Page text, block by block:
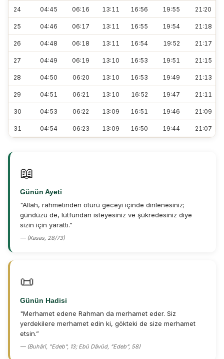
24 04:45 06:16 13:11 16:56 19:55 21:20
25 04:46 06:17 13:11 16:55 19:54 21:18
26 04:48 06:18 13:11 16:54 19:52 21:17
27 04:49 06:19 13:10 16:53 19:51 21:15
28 04:50 06:20 13:10 16:53 19:49 21:13
29 04:51 06:21 13:10 16:52 19:47 21:11
30 04:53 06:22 13:09 16:51 19:46 21:09
31 04:54 06:23 13:09 16:50 19:44 21:07
📖
Günün Ayeti
"Allah, rahmetinden ötürü geceyi içinde dinlenesiniz;
gündüzü de, lütfundan isteyesiniz ve şükredesiniz diye
sizin için yarattı."
— (Kasas, 28/73)
📜
Günün Hadisi
"Merhamet edene Rahman da merhamet eder. Siz
yerdekilere merhamet edin ki, gökteki de size merhamet
etsin.”
— (Buhârî, "Edeb", 13; Ebû Dâvûd, "Edeb", 58)